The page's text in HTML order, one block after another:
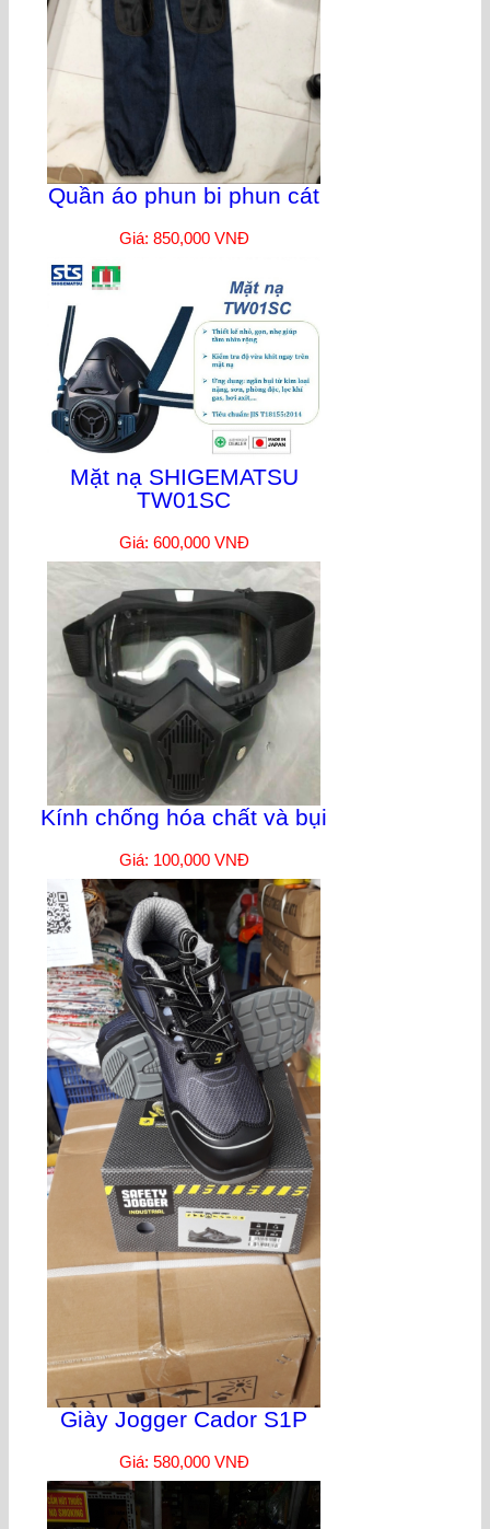
Quần áo phun bi phun cát
Giá: 850,000 VNĐ
Mặt nạ SHIGEMATSU
TW01SC
Giá: 600,000 VNĐ
Kính chống hóa chất và bụi
Giá: 100,000 VNĐ
Giày Jogger Cador S1P
Giá: 580,000 VNĐ